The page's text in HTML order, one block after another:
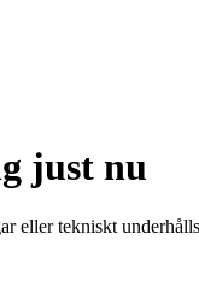
just nu
eller tekniskt